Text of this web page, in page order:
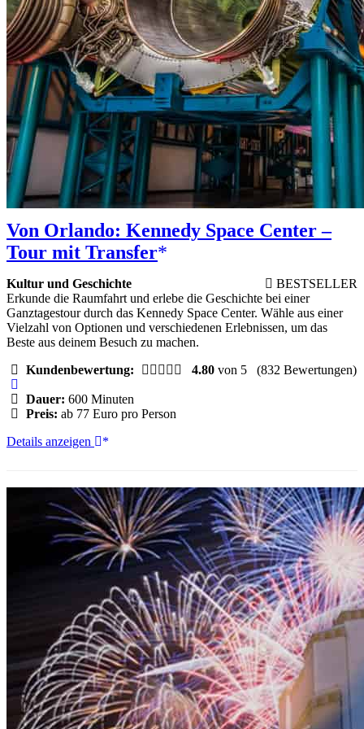
Von Orlando: Kennedy Space Center –
Tour mit Transfer
Kultur und Geschichte
BESTSELLER
Erkunde die Raumfahrt und erlebe die Geschichte bei einer
Ganztagestour durch das Kennedy Space Center. Wähle aus einer
Vielzahl von Optionen und verschiedenen Erlebnissen, um das
Beste aus deinem Besuch zu machen.
Kundenbewertung:
4.80 von 5 (832 Bewertungen)
Dauer: 600 Minuten
Preis: ab 77 Euro pro Person
Von
Space
Details anzeigen